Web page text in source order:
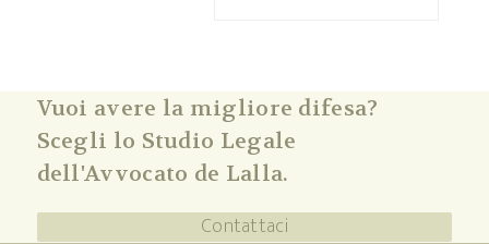
Vuoi avere la migliore difesa?
Scegli lo Studio Legale
dell'Avvocato de Lalla.
Contattaci